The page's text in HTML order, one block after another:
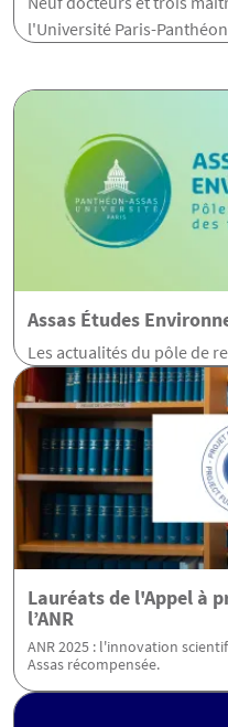
l'Université Paris-
Assas Études
Les actualités du pôle de
Lauréats de l'Appel à
l’ANR
ANR 2025 : l'innovation
Assas récompensée.